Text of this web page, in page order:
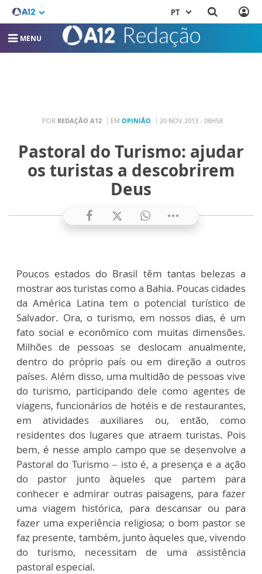
PT
MENU
POR REDAÇÃO A12 EM OPINIÃO 20 NOV 2013 - 08H58
Pastoral do Turismo: ajudar
os turistas a descobrirem
Deus
Poucos estados do Brasil têm tantas belezas a
mostrar aos turistas como a Bahia. Poucas cidades
da América Latina tem o potencial turístico de
Salvador. Ora, o turismo, em nossos dias, é um
fato social e econômico com muitas dimensões.
Milhões de pessoas se deslocam anualmente,
dentro do próprio país ou em direção a outros
países. Além disso, uma multidão de pessoas vive
do turismo, participando dele como agentes de
viagens, funcionários de hotéis e de restaurantes,
em atividades auxiliares ou, então, como
residentes dos lugares que atraem turistas. Pois
bem, é nesse amplo campo que se desenvolve a
Pastoral do Turismo – isto é, a presença e a ação
do pastor junto àqueles que partem para
conhecer e admirar outras paisagens, para fazer
uma viagem histórica, para descansar ou para
fazer uma experiência religiosa; o bom pastor se
faz presente, também, junto àqueles que, vivendo
do turismo, necessitam de uma assistência
pastoral especial.